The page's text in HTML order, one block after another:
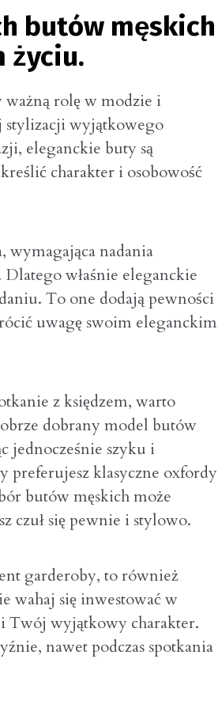
butów męskich
życiu.
ważną rolę w modzie i
stylizacji wyjątkowego
eleganckie buty są
charakter i osobowość
wymagająca nadania
właśnie eleganckie
To one dodają pewności
uwagę swoim eleganckim
z księdzem, warto
dobrany model butów
jednocześnie szyku i
preferujesz klasyczne oxfordy
butów męskich może
czuł się pewnie i stylowo.
garderoby, to również
wahaj się inwestować w
Twój wyjątkowy charakter.
nawet podczas spotkania